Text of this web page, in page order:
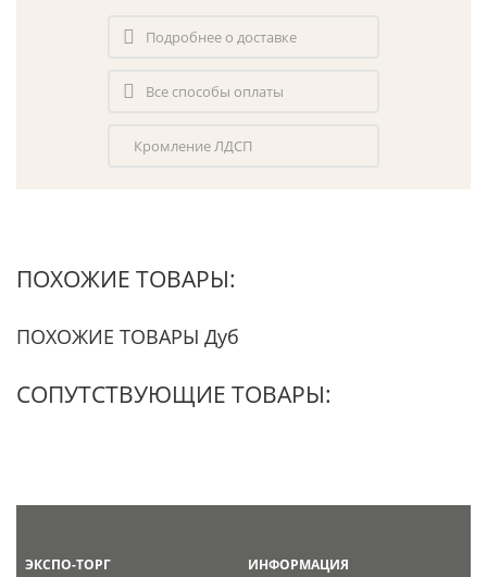
Подробнее о доставке
Все способы оплаты
Кромление ЛДСП
ПОХОЖИЕ ТОВАРЫ:
ПОХОЖИЕ ТОВАРЫ Дуб
СОПУТСТВУЮЩИЕ ТОВАРЫ:
ЭКСПО-ТОРГ ИНФОРМАЦИЯ